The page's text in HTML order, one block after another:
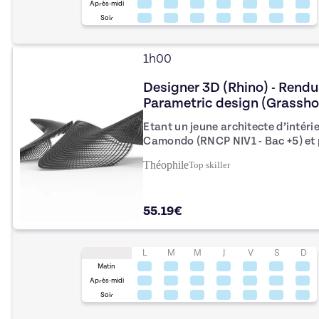
Après-midi
Soir
1h00
Designer 3D (Rhino) -
Parametric design
Etant un jeune architecte
Camondo (RNCP NIV1 - Bac +5)
l'agence Jouin Manku chez Ora
peux former sur les logiciels
encore Cinéma 4D, ainsi que sur
ThéophileTopskiller
55.19€
L M M J V S D
Matin
Après-midi
Soir